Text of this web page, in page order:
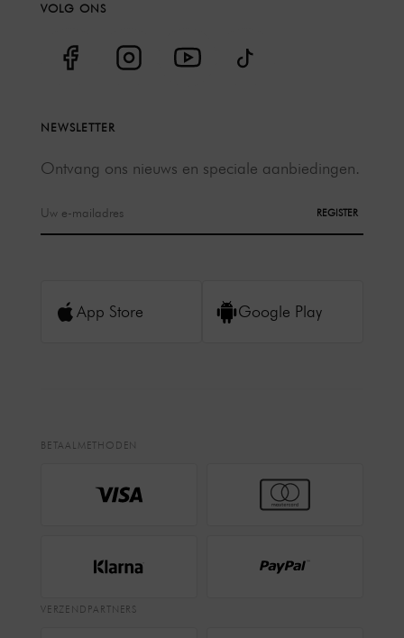
VOLG ONS
NEWSLETTER
Ontvang ons nieuws en speciale aanbiedingen.
REGISTER
App Store Google Play
BETAALMETHODEN
VERZENDPARTNERS